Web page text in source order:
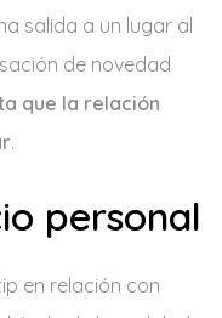
salida a un lugar al
de novedad
que la relación
.
personal
en relación con